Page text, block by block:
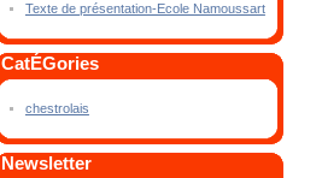
Texte de présentation-Ecole Namoussart
CatÉGories
chestrolais
Newsletter